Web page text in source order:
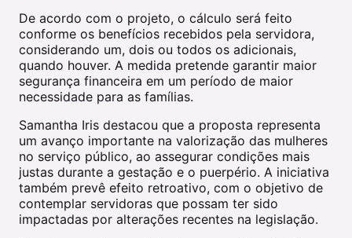
De acordo com o projeto, o cálculo será feito
conforme os benefícios recebidos pela servidora,
considerando um, dois ou todos os adicionais,
quando houver. A medida pretende garantir maior
segurança financeira em um período de maior
necessidade para as famílias.
Samantha Iris destacou que a proposta representa
um avanço importante na valorização das mulheres
no serviço público, ao assegurar condições mais
justas durante a gestação e o puerpério. A iniciativa
também prevê efeito retroativo, com o objetivo de
contemplar servidoras que possam ter sido
impactadas por alterações recentes na legislação.